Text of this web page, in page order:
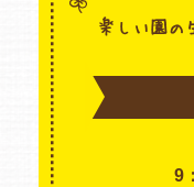
楽しい園の
9